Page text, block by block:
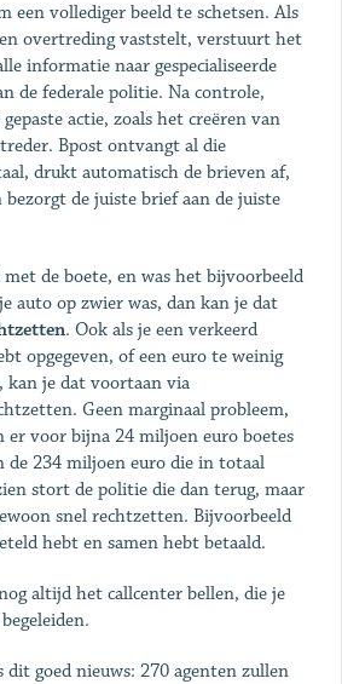
een vollediger beeld te schetsen. Als
overtreding vaststelt, verstuurt het
informatie naar gespecialiseerde
de federale politie. Na controle,
actie, zoals het creëren van
Bpost ontvangt al die
drukt automatisch de brieven af,
de juiste brief aan de juiste
de boete, en was het bijvoorbeeld
auto op zwier was, dan kan je dat
. Ook als je een verkeerd
opgegeven, of een euro te weinig
kan je dat voortaan via
Geen marginaal probleem,
voor bijna 24 miljoen euro boetes
de 234 miljoen euro die in totaal
stort de politie die dan terug, maar
snel rechtzetten. Bijvoorbeeld
hebt en samen hebt betaald.
altijd het callcenter bellen, die je
goed nieuws: 270 agenten zullen